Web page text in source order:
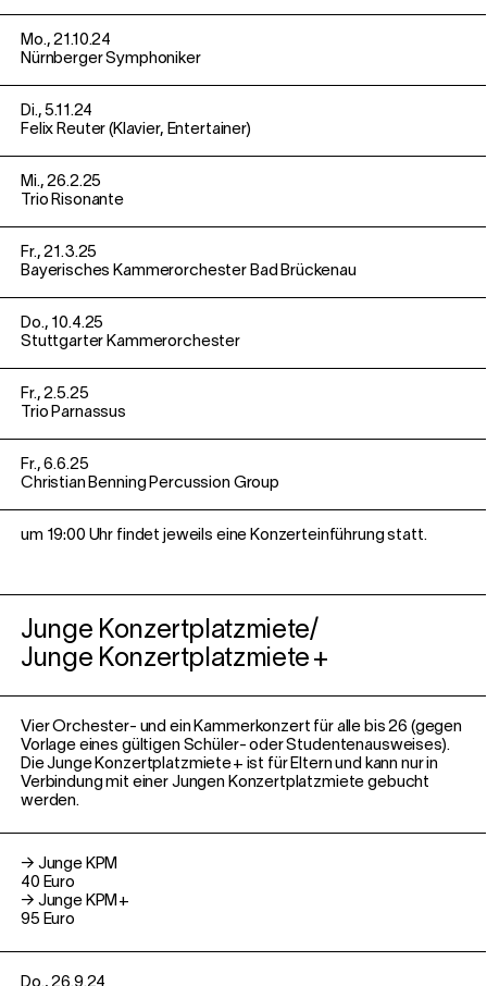
Mo., 21.10.24
Nürnberger Symphoniker
Di., 5.11.24
Felix Reuter (Klavier, Entertainer)
Mi., 26.2.25
Trio Risonante
Fr., 21.3.25
Bayerisches Kammerorchester Bad Brückenau
Do., 10.4.25
Stuttgarter Kammerorchester
Fr., 2.5.25
Trio Parnassus
Fr., 6.6.25
Christian Benning Percussion Group
um 19:00 Uhr findet jeweils eine Konzerteinführung statt.
Junge Konzertplatzmiete/
Junge Konzertplatzmiete +
Vier Orchester- und ein Kammerkonzert für alle bis 26 (gegen
Vorlage eines gültigen Schüler- oder Studentenausweises).
Die Junge Konzertplatzmiete+ ist für Elternund kann nur in
Verbindung mit einer Jungen Konzertplatzmiete gebucht
werden.
→ Junge KPM
40 Euro
→ Junge KPM +
95 Euro
Do., 26.9.24